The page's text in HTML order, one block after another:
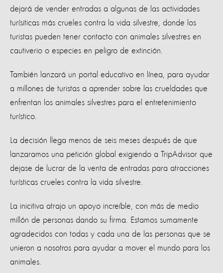
dejará de vender entradas a algunas de las actividades
turísiticas más crueles contra la vida silvestre, donde los
turistas pueden tener contacto con animales silvestres en
cautiverio o especies en peligro de extinción.
También lanzará un portal educativo en línea, para ayudar
a millones de turistas a aprender sobre las crueldades que
enfrentan los animales silvestres para el entretenimiento
turístico.
La decisión llega menos de seis meses después de que
lanzaramos una petición global exigiendo a TripAdvisor que
dejase de lucrar de la venta de entradas para atracciones
turísticas crueles contra la vida silvestre.
La inicitiva atrajo un apoyo increíble, con más de medio
millón de personas dando su firma. Estamos sumamente
agradecidos con todas y cada una de las personas que se
unieron a nosotros para ayudar a mover el mundo para los
animales.